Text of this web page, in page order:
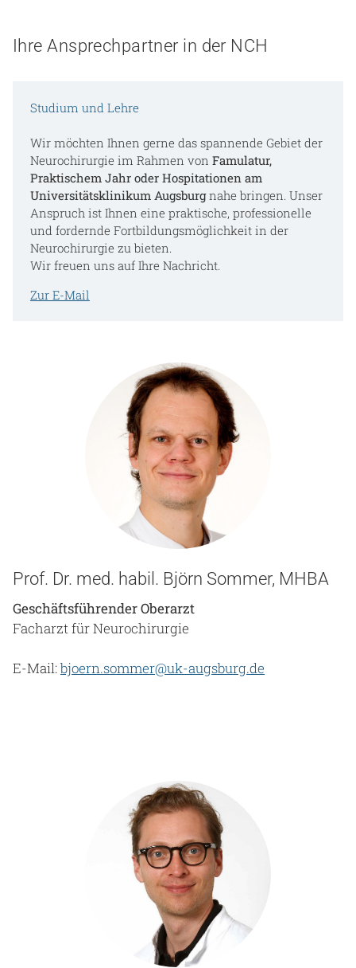
Ihre Ansprechpartner in der NCH
Studium und Lehre
Wir möchten Ihnen gerne das spannende Gebiet der
Neurochirurgie im Rahmen von Famulatur,
Praktischem Jahr oder Hospitationen am
Universitätsklinikum Augsburgnahe bringen. Unser
Anspruch ist Ihnen eine praktische, professionelle
und fordernde Fortbildungsmöglichkeit in der
Neurochirurgie zu bieten.
Wir freuen uns auf Ihre Nachricht.
Zur E-Mail
Prof. Dr. med. habil. Björn Sommer, MHBA
Geschäftsführender Oberarzt
Facharzt für Neurochirurgie
E-Mail:bjoern.sommer@uk-augsburg.de